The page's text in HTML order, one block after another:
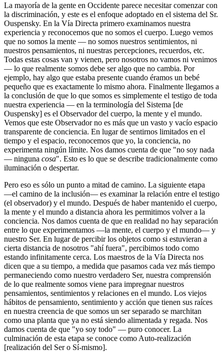
La mayoría de la gente en Occidente parece necesitar comenzar con
la discriminación, y este es el enfoque adoptado en el sistema del Sr.
Ouspensky. En la Vía Directa primero examinamos nuestra
experiencia y reconocemos que no somos el cuerpo. Luego vemos
que no somos la mente ― no somos nuestros sentimientos, ni
nuestros pensamientos, ni nuestras percepciones, recuerdos, etc.
Todas estas cosas van y vienen, pero nosotros no vamos ni venimos
― lo que realmente somos debe ser algo que no cambia. Por
ejemplo, hay algo que estaba presente cuando éramos un bebé
pequeño que es exactamente lo mismo ahora. Finalmente llegamos a
la conclusión de que lo que somos es simplemente el testigo de toda
nuestra experiencia ― en la terminología del Sistema [de
Ouspensky] es el Observador del cuerpo, la mente y el mundo.
Vemos que este Observador no es más que un vasto y vacío espacio
transparente de conciencia. En lugar de sentirnos limitados en el
tiempo y el espacio, reconocemos que yo, la conciencia, no
experimenta ningún límite. Nos damos cuenta de que "no soy nada
― ninguna cosa". Esto es lo que se describe tradicionalmente como
iluminación o despertar.
Pero eso es sólo un punto a mitad de camino. La siguiente etapa
―el camino de la inclusión― es examinar la relación entre el testigo
(el observador) y el mundo. Después de haber mantenido el cuerpo,
la mente y el mundo a distancia ahora les permitimos volver a la
conciencia. Nos damos cuenta de que en realidad no hay separación
entre lo que experimentamos ―la mente, el cuerpo y el mundo― y
nuestro Ser. En lugar de percibir los objetos como si estuvieran a
cierta distancia de nosotros "ahí fuera", percibimos todo como
estando infinitamente cerca. Los maestros de la Vía Directa nos
dicen que a su tiempo, a medida que pasamos cada vez más tiempo
permaneciendo como nuestro verdadero Ser, nuestra comprensión
de lo que realmente somos viene para impregnar nuestros
pensamientos, sentimientos y relaciones en el mundo. Los viejos
hábitos de pensamiento, sentimiento y acción que tienen sus raíces
en nuestra creencia de que somos un ser separado se marchitan
como una planta que ya no está siendo alimentada y regada. Nos
damos cuenta de que "yo soy todo" ― puro conocer. La
culminación de esta etapa se conoce como Auto-realización
[realización del Ser o Sí-mismo].